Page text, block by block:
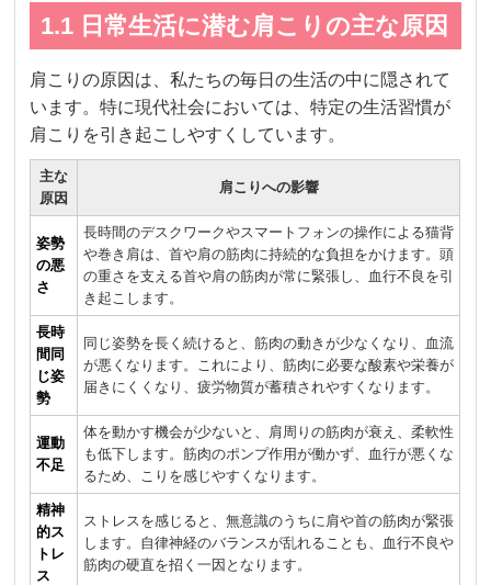
1.1 日常生活に潜む肩こりの主な原因
肩こりの原因は、私たちの毎日の生活の中に隠されて
います。特に現代社会においては、特定の生活習慣が
肩こりを引き起こしやすくしています。
主な
原因
肩こりへの影響
姿勢
の悪
さ
長時間のデスクワークやスマートフォンの操作による猫背
や巻き肩は、首や肩の筋肉に持続的な負担をかけます。頭
の重さを支える首や肩の筋肉が常に緊張し、血行不良を引
き起こします。
長時
間同
じ姿
勢
同じ姿勢を長く続けると、筋肉の動きが少なくなり、血流
が悪くなります。これにより、筋肉に必要な酸素や栄養が
届きにくくなり、疲労物質が蓄積されやすくなります。
運動
不足
体を動かす機会が少ないと、肩周りの筋肉が衰え、柔軟性
も低下します。筋肉のポンプ作用が働かず、血行が悪くな
るため、こりを感じやすくなります。
精神
的ス
トレ
ス
ストレスを感じると、無意識のうちに肩や首の筋肉が緊張
します。自律神経のバランスが乱れることも、血行不良や
筋肉の硬直を招く一因となります。